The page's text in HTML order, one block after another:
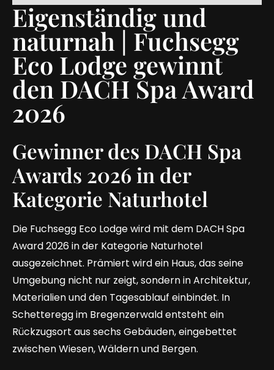
Eigenständig und
naturnah | Fuchsegg
Eco Lodge gewinnt
den DACH Spa Award
2026
Gewinner des DACH Spa
Awards 2026 in der
Kategorie Naturhotel
Die Fuchsegg Eco Lodge wird mit dem DACH Spa
Award 2026 in der Kategorie Naturhotel
ausgezeichnet. Prämiert wird ein Haus, das seine
Umgebung nicht nur zeigt, sondern in Architektur,
Materialien und den Tagesablauf einbindet. In
Schetteregg im Bregenzerwald entsteht ein
Rückzugsort aus sechs Gebäuden, eingebettet
zwischen Wiesen, Wäldern und Bergen.